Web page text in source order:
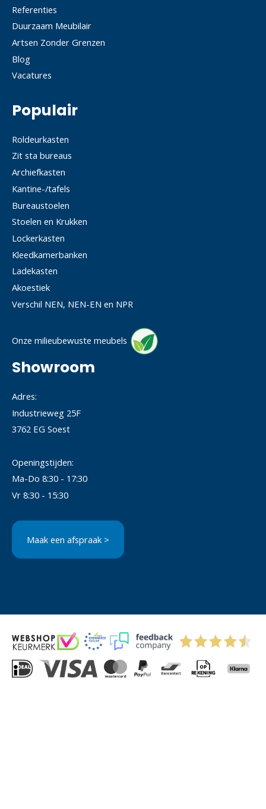
Referenties
Duurzaam Meubilair
Artsen Zonder Grenzen
Blog
Vacatures
Populair
Roldeurkasten
Zit sta bureaus
Archiefkasten
Kantine-/tafels
Bureaustoelen
Stoelen en Krukken
Lockerkasten
Kleedkamerbanken
Ladekasten
Akoestiek
Verschil NEN, NEN-EN en NPR
Onze milieubewuste meubels
Showroom
Adres:
Industrieweg 25F
3762 EG Soest
Openingstijden:
Ma-Do 8:30 - 17:30
Vr 8:30 - 15:30
Maak een afspraak >